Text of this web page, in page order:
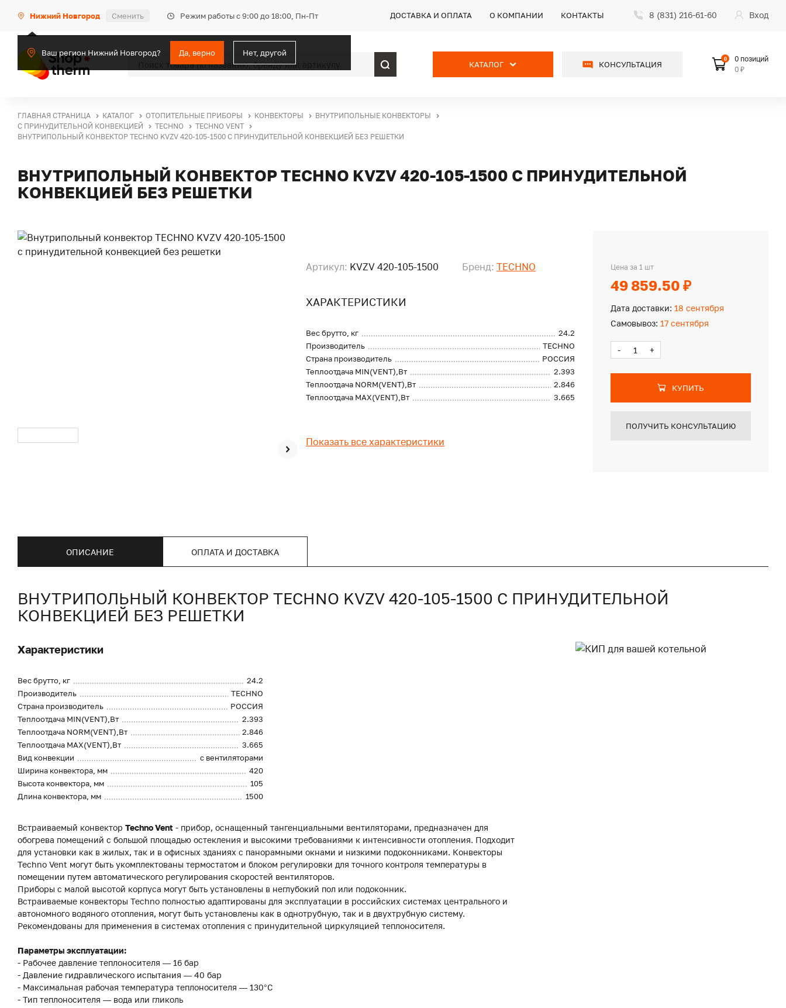
Нижний Новгород Сменить Режим работы с 9:00 до 18:00, Пн-Пт
Ваш регион Нижний Новгород? Да, верно Нет, другой
ДОСТАВКА И ОПЛАТА О КОМПАНИИ КОНТАКТЫ 8 (831) 216-61-60 Вход
КАТАЛОГ КОНСУЛЬТАЦИЯ
0
0 позиций
0 ₽
ГЛАВНАЯ СТРАНИЦА КАТАЛОГ ОТОПИТЕЛЬНЫЕ ПРИБОРЫ КОНВЕКТОРЫ
ВНУТРИПОЛЬНЫЕ КОНВЕКТОРЫ
С ПРИНУДИТЕЛЬНОЙ КОНВЕКЦИЕЙ
TECHNO
TECHNO VENT
ВНУТРИПОЛЬНЫЙ КОНВЕКТОР TECHNO KVZV 420-105-1500 С ПРИНУДИТЕЛЬНОЙ КОНВЕКЦИЕЙ БЕЗ РЕШЕТКИ
ВНУТРИПОЛЬНЫЙ КОНВЕКТОР TECHNO KVZV 420-105-1500 С ПРИНУДИТЕЛЬНОЙ
КОНВЕКЦИЕЙ БЕЗ РЕШЕТКИ
Артикул: KVZV 420-105-1500 Бренд: TECHNO
ХАРАКТЕРИСТИКИ
Вес брутто, кг
24.2
Производитель
TECHNO
Страна производитель
РОССИЯ
Теплоотдача MIN(VENT),Вт
2.393
Теплоотдача NORM(VENT),Вт
2.846
Теплоотдача MAX(VENT),Вт
3.665
Показать все характеристики
Цена за 1 шт
49 859.50 ₽
Дата доставки: 18 сентября
Самовывоз: 17 сентября
- +
КУПИТЬ
ПОЛУЧИТЬ КОНСУЛЬТАЦИЮ
ОПИСАНИЕ ОПЛАТА И ДОСТАВКА
ВНУТРИПОЛЬНЫЙ КОНВЕКТОР TECHNO KVZV 420-105-1500 С ПРИНУДИТЕЛЬНОЙ
КОНВЕКЦИЕЙ БЕЗ РЕШЕТКИ
Характеристики
Вес брутто, кг
24.2
Производитель
TECHNO
Страна производитель
РОССИЯ
Теплоотдача MIN(VENT),Вт
2.393
Теплоотдача NORM(VENT),Вт
2.846
Теплоотдача MAX(VENT),Вт
3.665
Вид конвекции
с вентиляторами
Ширина конвектора, мм
420
Высота конвектора, мм
105
Длина конвектора, мм
1500
Встраиваемый конвектор Techno Vent - прибор, оснащенный тангенциальными вентиляторами, предназначен для
обогрева помещений с большой площадью остекления и высокими требованиями к интенсивности отопления. Подходит
для установки как в жилых, так и в офисных зданиях с панорамными окнами и низкими подоконниками. Конвекторы
Techno Vent могут быть укомплектованы термостатом и блоком регулировки для точного контроля температуры в
помещении путем автоматического регулирования скоростей вентиляторов.
Приборы с малой высотой корпуса могут быть установлены в неглубокий пол или подоконник.
Встраиваемые конвекторы Techno полностью адаптированы для эксплуатации в российских системах центрального и
автономного водяного отопления, могут быть установлены как в однотрубную, так и в двухтрубную систему.
Рекомендованы для применения в системах отопления с принудительной циркуляцией теплоносителя.
Параметры эксплуатации:
- Рабочее давление теплоносителя — 16 бар
- Давление гидравлического испытания — 40 бар
- Максимальная рабочая температура теплоносителя — 130°С
- Тип теплоносителя — вода или гликоль